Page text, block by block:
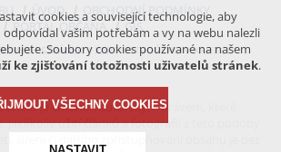
ÚVOD
OBCHODNÍ PODMÍNKY
PORTÁL OBČANA
GIS
VYTVOŘENO V XART.CZ
je chráněn autorským právem, které
Jakékoliv užití článků a fotografií z této podoby
cookies a související technologie, aby
vašim potřebám a vy na webu nalezli
Soubory cookies používané na našem
ke zjišťování totožnosti uživatelů stránek.
VŠECHNY COOKIES